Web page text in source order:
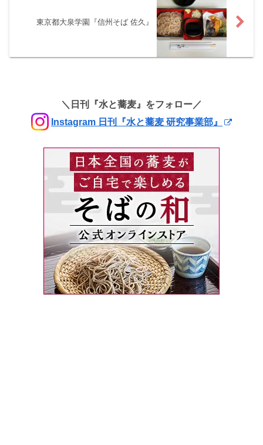
東京都大泉学園『信州そば 佐久』
＼日刊『水と蕎麦』をフォロー／
Instagram 日刊『水と蕎麦 研究事業部』